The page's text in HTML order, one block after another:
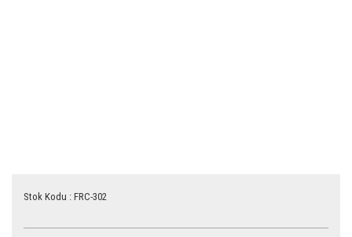
Stok Kodu : FRC-302